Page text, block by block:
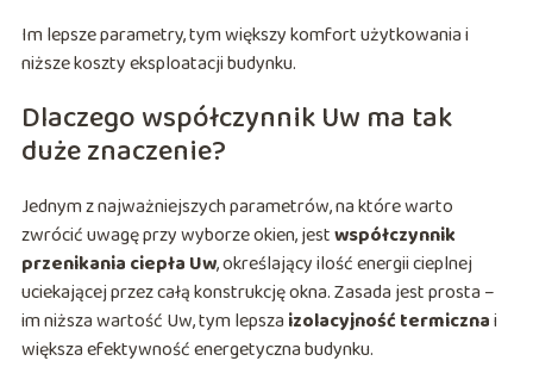
Im lepsze parametry, tym większy komfort użytkowania i
niższe koszty eksploatacji budynku.
Dlaczego współczynnik Uw ma tak
duże znaczenie?
Jednym z najważniejszych parametrów, na które warto
zwrócić uwagę przy wyborze okien, jestwspółczynnik
przenikania ciepła Uw, określający ilość energii cieplnej
uciekającej przez całą konstrukcję okna. Zasada jest prosta –
im niższa wartość Uw, tym lepsza izolacyjność termicznai
większa efektywność energetyczna budynku.